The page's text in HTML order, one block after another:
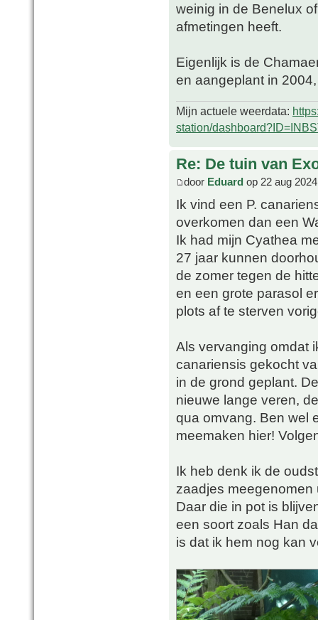
weinig in de Benelux
afmetingen heeft.
Eigenlijk is de
en aangeplant in
Mijn actuele weerdata:
station/
Re: De tuin van
door Eduard op 22 aug
Ik vind een P.
overkomen dan een
Ik had mijn Cyathea
27 jaar kunnen
de zomer tegen de
en een grote parasol
plots af te sterven
Als vervanging omdat
canariensis gekocht
in de grond geplant.
nieuwe lange veren,
qua omvang. Ben wel
meemaken hier!
Ik heb denk ik de
zaadjes meegenomen
Daar die in pot is
een soort zoals Han
is dat ik hem nog kan